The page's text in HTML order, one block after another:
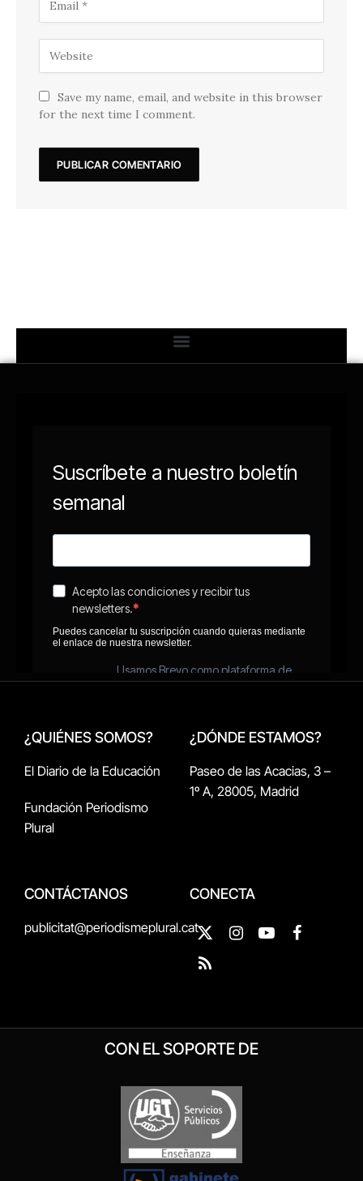
Save my name, email, and website in this browser
for the next time I comment.
¿QUIÉNES SOMOS?
El Diario de la Educación
Fundación Periodismo
Plural
¿DÓNDE ESTAMOS?
Paseo de las Acacias, 3 –
1º A, 28005, Madrid
CONTÁCTANOS
publicitat@periodismeplural.cat
CONECTA
X
(Twitter)
InstagramYouTubeFacebook
RSS
CON EL SOPORTE DE